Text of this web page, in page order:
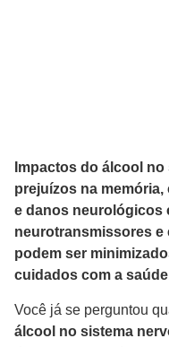
Impactos do álcool
prejuízos na
e danos neurológicos
neurotransmissores e
podem ser
cuidados com a
Você já se perguntou
álcool no sistema